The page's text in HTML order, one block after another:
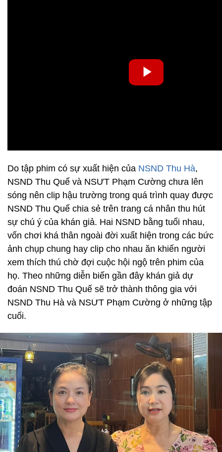
Do tập phim có sự xuất hiện của NSND Thu Hà,
NSND Thu Quế và NSƯT Phạm Cường chưa lên
sóng nên clip hậu trường trong quá trình quay được
NSND Thu Quế chia sẻ trên trang cá nhân thu hút
sự chú ý của khán giả. Hai NSND bằng tuổi nhau,
vốn chơi khá thân ngoài đời xuất hiện trong các bức
ảnh chụp chung hay clip cho nhau ăn khiến người
xem thích thú chờ đợi cuộc hội ngộ trên phim của
họ. Theo những diễn biến gần đây khán giả dự
đoán NSND Thu Quế sẽ trở thành thông gia với
NSND Thu Hà và NSƯT Phạm Cường ở những tập
cuối.